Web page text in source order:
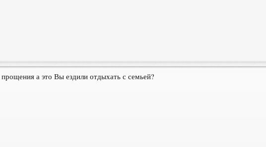
а это Вы ездили отдыхать с семьей?